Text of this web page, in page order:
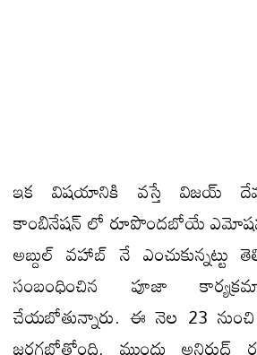
ఇక విషయానికి వస్తే విజయ్
కాంబినేషన్ లో రూపొందబోయే
అబ్దుల్ వహాబ్ నే ఎంచుకున్నట్టు
సంబంధించిన పూజా
చేయబోతున్నారు. ఈ నెల 23 నుంచి
జరగబోతోంది. ముందు అనిరుద్